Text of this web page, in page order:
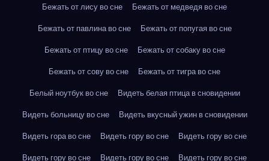
Бежать от лису во сне
Бежать от медведя во сне
Бежать от павлина во сне
Бежать от попугая во сне
Бежать от птицу во сне
Бежать от собаку во сне
Бежать от сову во сне
Бежать от тигра во сне
Белый ноутбук во сне
Видеть белая птица в сновидении
Видеть больницу во сне
Видеть вкусный ужин в сновидении
Видеть гора во сне
Видеть гору во сне
Видеть гору во сне
Видеть гору во сне
Видеть гору во сне Видеть гору во сне